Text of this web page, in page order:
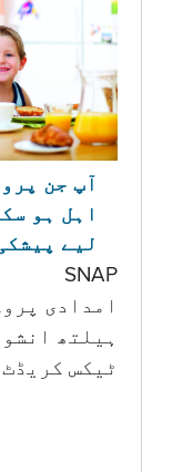
آپ جن
اہل ہو
لیے
SNAP
امدادی
‏ہیلتھ
ٹیکس کریڈٹ